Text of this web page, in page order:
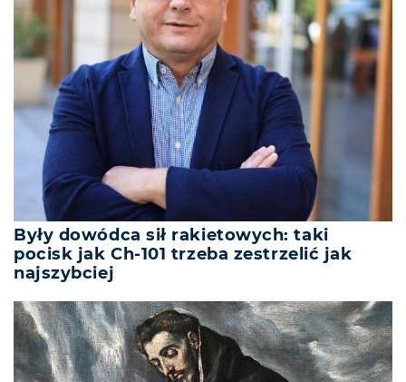
Były dowódca sił rakietowych: taki
pocisk jak Ch-101 trzeba zestrzelić jak
najszybciej